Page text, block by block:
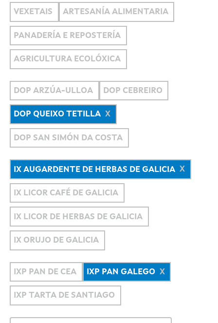
VEXETAIS ARTESANÍA ALIMENTARIA
PANADERÍA E REPOSTERÍA
AGRICULTURA ECOLÓXICA
DOP ARZÚA-ULLOA DOP CEBREIRO
DOP QUEIXO TETILLA
DOP SAN SIMÓN DA COSTA
IX AUGARDENTE DE HERBAS DE GALICIA
IX LICOR CAFÉ DE GALICIA
IX LICOR DE HERBAS DE GALICIA
IX ORUJO DE GALICIA
IXP PAN DE CEA IXP PAN GALEGO
IXP TARTA DE SANTIAGO